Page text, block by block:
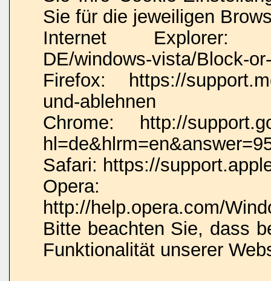
Sie für die jeweiligen
Internet Explorer:
DE/windows-vista/Block-
Firefox: https://
und-ablehnen
Chrome: http://
Safari: https://
Opera:
http://help.opera.com/
Bitte beachten Sie, dass
Funktionalität unserer